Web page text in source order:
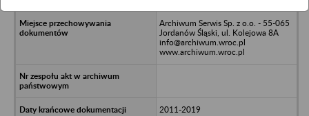
Archiwum Serwis Sp. z o.o. - 55-065
Jordanów Śląski, ul. Kolejowa 8A
info@archiwum.wroc.pl
www.archiwum.wroc.pl
2011-2019